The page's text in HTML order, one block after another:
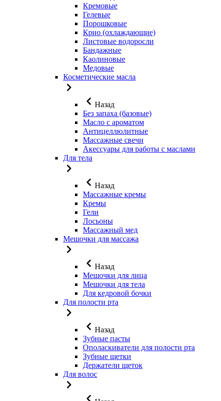
Кремовые
Гелевые
Порошковые
Крио (охлаждающие)
Листовые водоросли
Бандажные
Каолиновые
Медовые
Косметические масла
Назад
Без запаха (базовые)
Масло с ароматом
Антицеллюлитные
Массажные свечи
Акессуары для работы с маслами
Для тела
Назад
Массажные кремы
Кремы
Гели
Лосьоны
Массажный мед
Мешочки для массажа
Назад
Мешочки для лица
Мешочки для тела
Для кедровой бочки
Для полости рта
Назад
Зубные пасты
Ополаскиватели для полости рта
Зубные щетки
Держатели щеток
Для волос